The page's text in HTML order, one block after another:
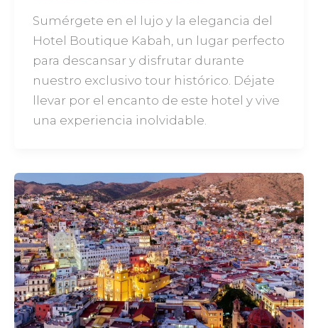
Sumérgete en el lujo y la elegancia del
Hotel Boutique Kabah, un lugar perfecto
para descansar y disfrutar durante
nuestro exclusivo tour histórico. Déjate
llevar por el encanto de este hotel y vive
una experiencia inolvidable.